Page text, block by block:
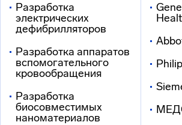
Разработка
электрических
дефибрилляторов
Разработка аппаратов
вспомогательного
кровообращения
Разработка
биосовместимых
наноматериалов